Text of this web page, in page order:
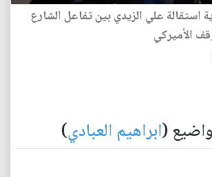
استقالة علي الزيدي بين تفاعل الشارع
الأميركي
(ابراهيم العبادي)